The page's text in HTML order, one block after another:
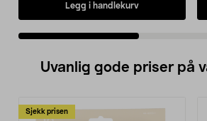
Legg i handlekurv
Uvanlig gode priser på
Sjekk prisen